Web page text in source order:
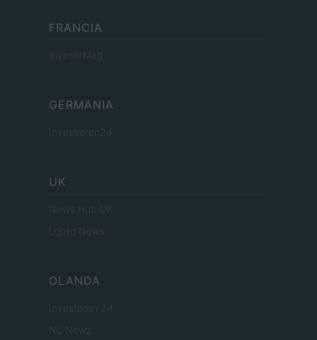
FRANCIA
InvestirMag
GERMANIA
Investieren24
UK
News Hub UK
Lgbtq News
OLANDA
Investeren 24
NL Newz